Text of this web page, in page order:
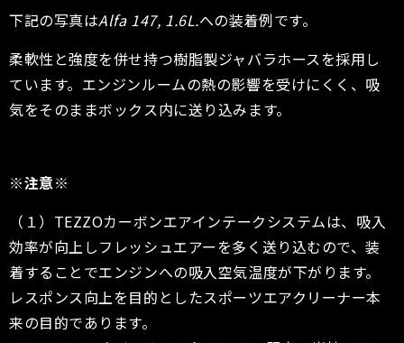
下記の写真はAlfa 147, 1.6L.への装着例です。
柔軟性と強度を併せ持つ樹脂製ジャバラホースを採用し
ています。エンジンルームの熱の影響を受けにくく、吸
気をそのままボックス内に送り込みます。
※注意※
（１）TEZZOカーボンエアインテークシステムは、吸入
効率が向上しフレッシュエアーを多く送り込むので、装
着することでエンジンへの吸入空気温度が下がります。
レスポンス向上を目的としたスポーツエアクリーナー本
来の目的であります。